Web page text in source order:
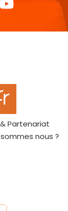
Partenariat
nous ?